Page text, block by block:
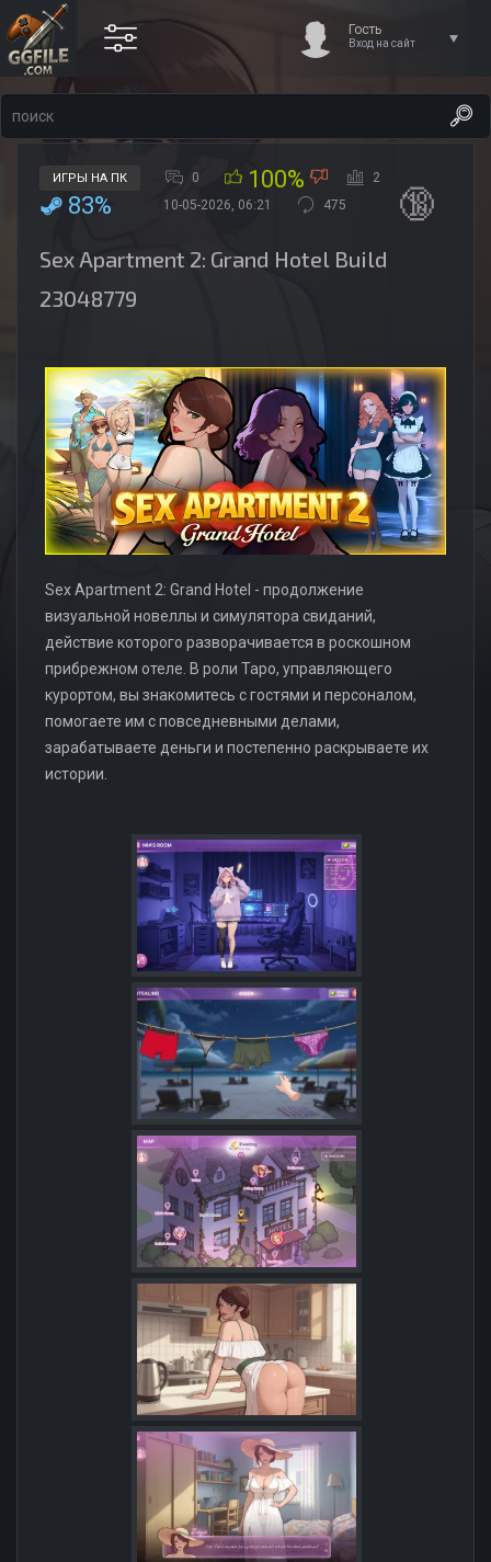
Гость
Вход на сайт
ИГРЫ НА ПК 0 100% 2
83% 10-05-2026, 06:21 475 🔞
Sex Apartment 2: Grand Hotel Build
23048779
Sex Apartment 2: Grand Hotel - продолжение
визуальной новеллы и симулятора свиданий,
действие которого разворачивается в роскошном
прибрежном отеле. В роли Таро, управляющего
курортом, вы знакомитесь с гостями и персоналом,
помогаете им с повседневными делами,
зарабатываете деньги и постепенно раскрываете их
истории.